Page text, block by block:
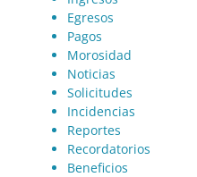
Egresos
Pagos
Morosidad
Noticias
Solicitudes
Incidencias
Reportes
Recordatorios
Beneficios